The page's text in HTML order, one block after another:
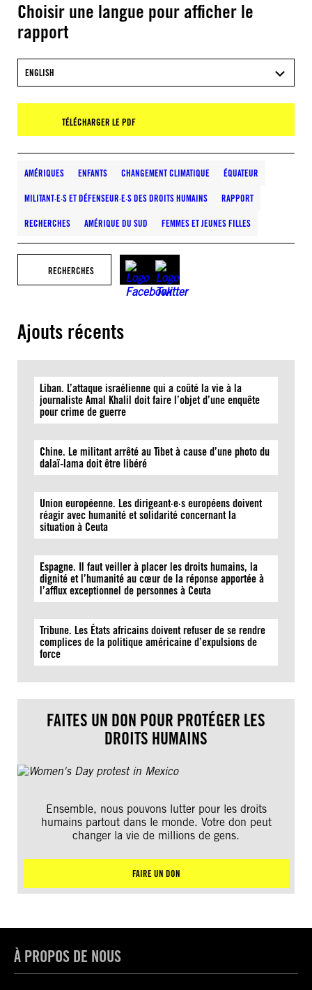
Choisir une langue pour afficher le
rapport
ENGLISH
TÉLÉCHARGER LE PDF
AMÉRIQUES ENFANTS CHANGEMENT CLIMATIQUE ÉQUATEUR
MILITANT·E·S ET DÉFENSEUR·E·S DES DROITS HUMAINS RAPPORT
RECHERCHES AMÉRIQUE DU SUD FEMMES ET JEUNES FILLES
RECHERCHES
Ajouts récents
Liban. L’attaque israélienne qui a coûté la vie à la
journaliste Amal Khalil doit faire l’objet d’une enquête
pour crime de guerre
Chine. Le militant arrêté au Tibet à cause d’une photo du
dalaï-lama doit être libéré
Union européenne. Les dirigeant·e·s européens doivent
réagir avec humanité et solidarité concernant la
situation à Ceuta
Espagne. Il faut veiller à placer les droits humains, la
dignité et l’humanité au cœur de la réponse apportée à
l’afflux exceptionnel de personnes à Ceuta
Tribune. Les États africains doivent refuser de se rendre
complices de la politique américaine d’expulsions de
force
FAITES UN DON POUR PROTÉGER LES
DROITS HUMAINS
Ensemble, nous pouvons lutter pour les droits
humains partout dans le monde. Votre don peut
changer la vie de millions de gens.
FAIRE UN DON
À PROPOS DE NOUS